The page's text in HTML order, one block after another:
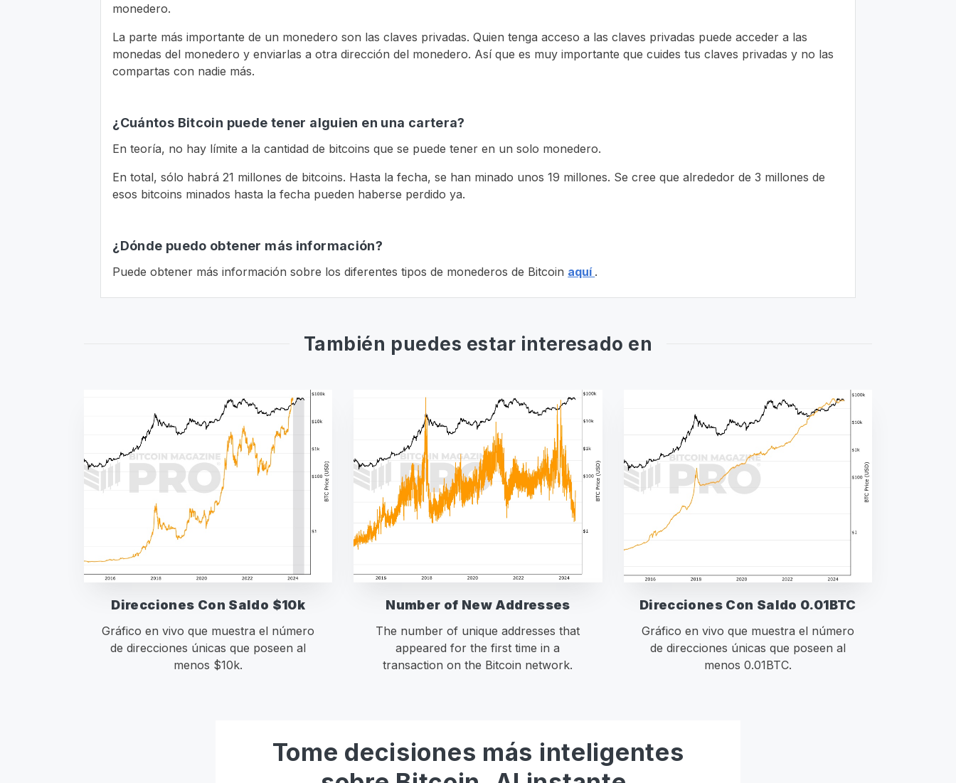
monedero.
La parte más importante de un monedero son las claves privadas. Quien tenga acceso a las claves privadas puede acceder a las
monedas del monedero y enviarlas a otra dirección del monedero. Así que es muy importante que cuides tus claves privadas y no las
compartas con nadie más.
¿Cuántos Bitcoin puede tener alguien en una cartera?
En teoría, no hay límite a la cantidad de bitcoins que se puede tener en un solo monedero.
En total, sólo habrá 21 millones de bitcoins. Hasta la fecha, se han minado unos 19 millones. Se cree que alrededor de 3 millones de
esos bitcoins minados hasta la fecha pueden haberse perdido ya.
¿Dónde puedo obtener más información?
Puede obtener más información sobre los diferentes tipos de monederos de Bitcoin aquí .
También puedes estar interesado en
Direcciones Con Saldo $10k
Gráfico en vivo que muestra el número
de direcciones únicas que poseen al
menos $10k.
Number of New Addresses
The number of unique addresses that
appeared for the first time in a
transaction on the Bitcoin network.
Direcciones Con Saldo 0.01BTC
Gráfico en vivo que muestra el número
de direcciones únicas que poseen al
menos 0.01BTC.
Tome decisiones más inteligentes